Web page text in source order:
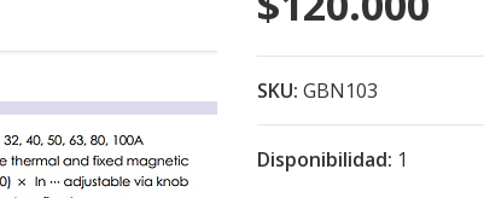
SKU: GBN103
Disponibilidad: 1